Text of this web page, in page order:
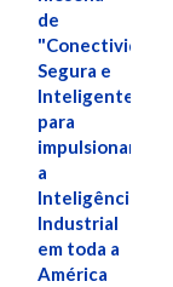
de
"Conectividade
Segura e
Inteligente"
para
impulsionar
a
Inteligência
Industrial
em toda a
América